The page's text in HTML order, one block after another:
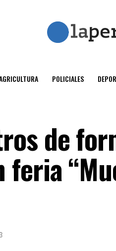
POLICIALES
de